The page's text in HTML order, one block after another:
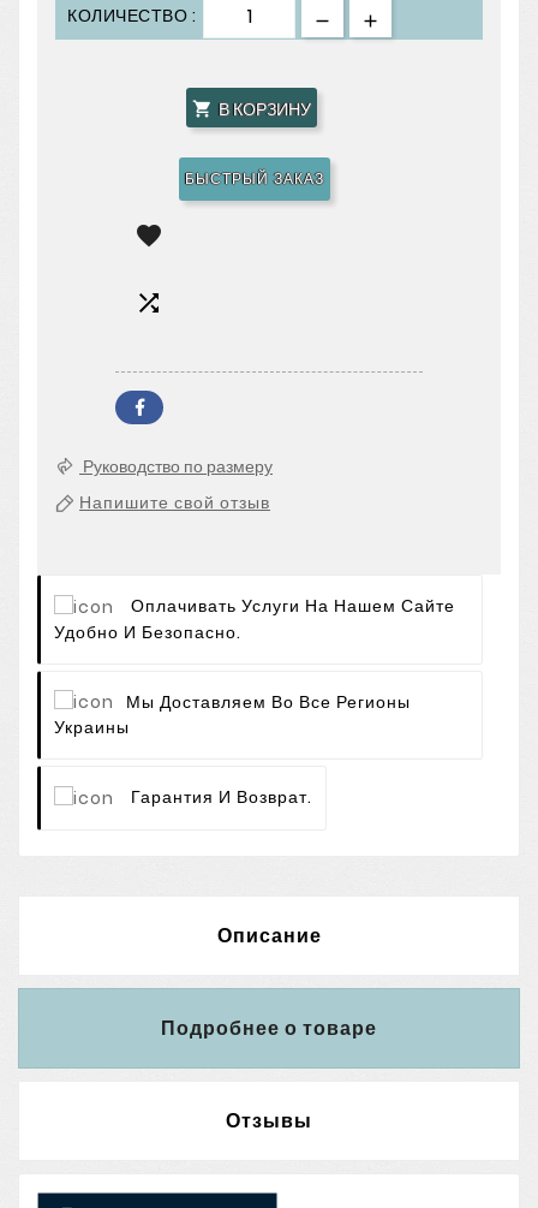
КОЛИЧЕСТВО :
 В КОРЗИНУ
БЫСТРЫЙ ЗАКАЗ


Руководство по размеру
Напишите свой отзыв
Оплачивать Услуги На Нашем Сайте
Удобно И Безопасно.
Мы Доставляем Во Все Регионы
Украины
Гарантия И Возврат.
Описание
Подробнее о товаре
Отзывы